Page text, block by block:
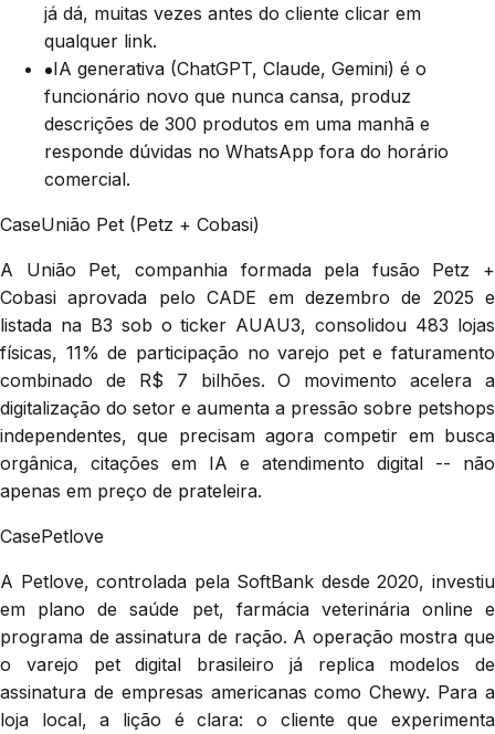
já dá, muitas vezes antes do cliente clicar em
qualquer link.
IA generativa (ChatGPT, Claude, Gemini) é o
funcionário novo que nunca cansa, produz
descrições de 300 produtos em uma manhã e
responde dúvidas no WhatsApp fora do horário
comercial.
CaseUnião Pet (Petz + Cobasi)
A União Pet, companhia formada pela fusão Petz +
Cobasi aprovada pelo CADE em dezembro de 2025 e
listada na B3 sob o ticker AUAU3, consolidou 483 lojas
físicas, 11% de participação no varejo pet e faturamento
combinado de R$ 7 bilhões. O movimento acelera a
digitalização do setor e aumenta a pressão sobre petshops
independentes, que precisam agora competir em busca
orgânica, citações em IA e atendimento digital -- não
apenas em preço de prateleira.
CasePetlove
A Petlove, controlada pela SoftBank desde 2020, investiu
em plano de saúde pet, farmácia veterinária online e
programa de assinatura de ração. A operação mostra que
o varejo pet digital brasileiro já replica modelos de
assinatura de empresas americanas como Chewy. Para a
loja local, a lição é clara: o cliente que experimenta